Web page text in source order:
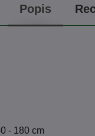
Popis
- 180 cm